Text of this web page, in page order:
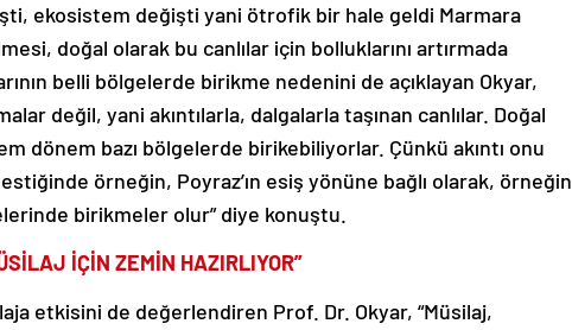
ekosistem değişti yani ötrofik bir hale geldi Marmara
doğal olarak bu canlılar için bolluklarını artırmada
belli bölgelerde birikme nedenini de açıklayan Okyar,
değil, yani akıntılarla, dalgalarla taşınan canlılar. Doğal
dönem bazı bölgelerde birikebiliyorlar. Çünkü akıntı onu
örneğin, Poyraz’ın esiş yönüne bağlı olarak, örneğin
birikmeler olur” diye konuştu.
İÇİN ZEMİN HAZIRLIYOR”
etkisini de değerlendiren Prof. Dr. Okyar, “Müsilaj,